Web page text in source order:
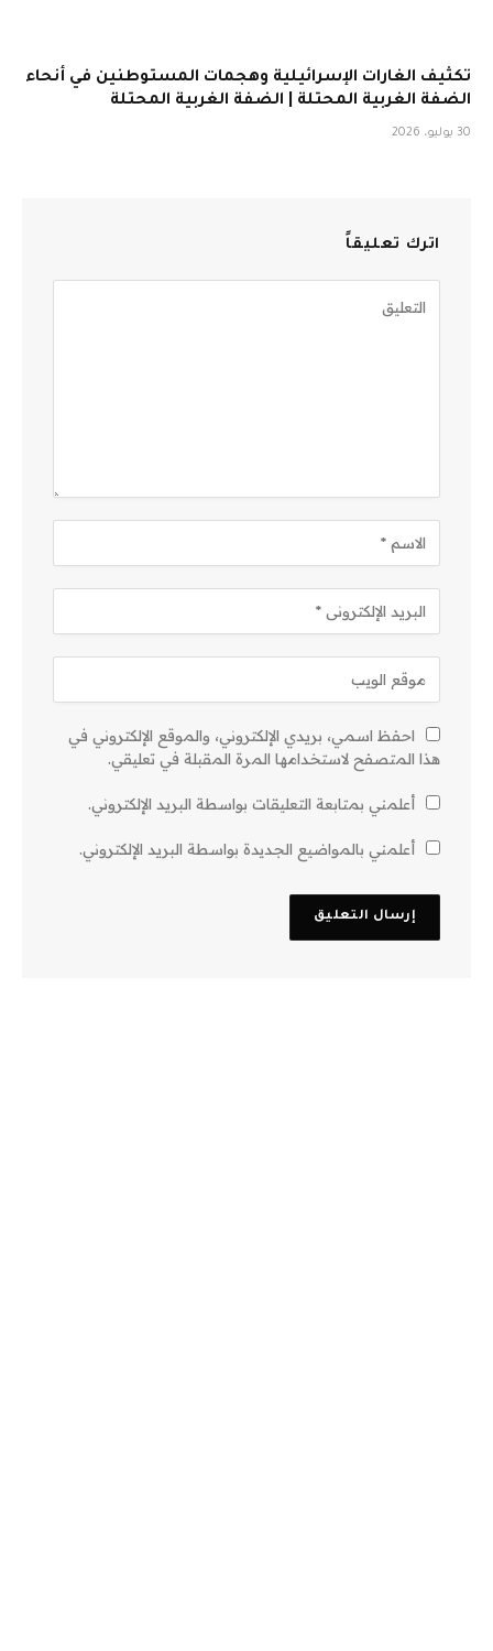
تكثيف الغارات الإسرائيلية وهجمات المستوطنين في أنحاء
الضفة الغربية المحتلة | الضفة الغربية المحتلة
30 يوليو، 2026
اترك تعليقاً
احفظ اسمي، بريدي الإلكتروني، والموقع الإلكتروني في
هذا المتصفح لاستخدامها المرة المقبلة في تعليقي.
أعلمني بمتابعة التعليقات بواسطة البريد الإلكتروني.
أعلمني بالمواضيع الجديدة بواسطة البريد الإلكتروني.